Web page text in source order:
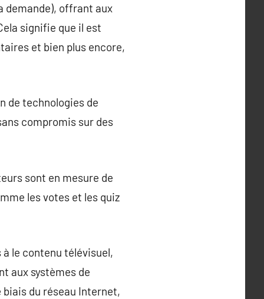
demande), offrant aux
signifie que il est
et bien plus encore,
de technologies de
compromis sur des
sont en mesure de
les votes et les quiz
à le contenu télévisuel,
aux systèmes de
du réseau Internet,